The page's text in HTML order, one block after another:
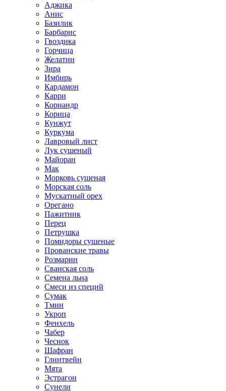
Аджика
Анис
Базилик
Барбарис
Гвоздика
Горчица
Желатин
Зира
Имбирь
Кардамон
Карри
Кориандр
Корица
Кунжут
Куркума
Лавровый лист
Лук сушеный
Майоран
Мак
Морковь сушеная
Морская соль
Мускатный орех
Орегано
Пажитник
Перец
Петрушка
Помидоры сушеные
Прованские травы
Розмарин
Сванская соль
Семена льна
Смеси из специй
Сумак
Тмин
Укроп
Фенхель
Чабер
Чеснок
Шафран
Глинтвейн
Мята
Эстрагон
Сунели